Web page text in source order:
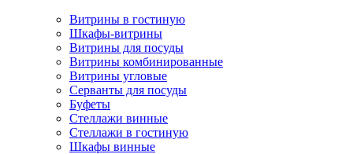
Витрины в гостиную
Шкафы-витрины
Витрины для посуды
Витрины комбинированные
Витрины угловые
Серванты для посуды
Буфеты
Стеллажи винные
Стеллажи в гостиную
Шкафы винные